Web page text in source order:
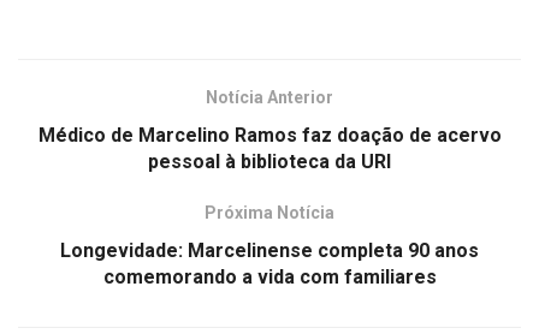
Notícia Anterior
Médico de Marcelino Ramos faz doação de acervo
pessoal à biblioteca da URI
Próxima Notícia
Longevidade: Marcelinense completa 90 anos
comemorando a vida com familiares